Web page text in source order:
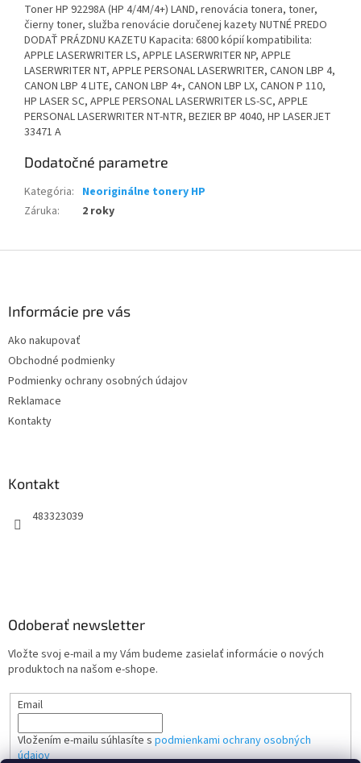
Toner HP 92298A (HP 4/4M/4+) LAND, renovácia tonera, toner,
čierny toner, služba renovácie doručenej kazety NUTNÉ PREDO
DODAŤ PRÁZDNU KAZETU Kapacita: 6800 kópií kompatibilita:
APPLE LASERWRITER LS, APPLE LASERWRITER NP, APPLE
LASERWRITER NT, APPLE PERSONAL LASERWRITER, CANON LBP 4,
CANON LBP 4 LITE, CANON LBP 4+, CANON LBP LX, CANON P 110,
HP LASER SC, APPLE PERSONAL LASERWRITER LS-SC, APPLE
PERSONAL LASERWRITER NT-NTR, BEZIER BP 4040, HP LASERJET
33471 A
Dodatočné parametre
Kategória: Neoriginálne tonery HP
Záruka: 2 roky
Informácie pre vás
Ako nakupovať
Obchodné podmienky
Podmienky ochrany osobných údajov
Reklamace
Kontakty
Kontakt
483323039
Odoberať newsletter
Vložte svoj e-mail a my Vám budeme zasielať informácie o nových
produktoch na našom e-shope.
Email
Vložením e-mailu súhlasíte s podmienkami ochrany osobných
údajov